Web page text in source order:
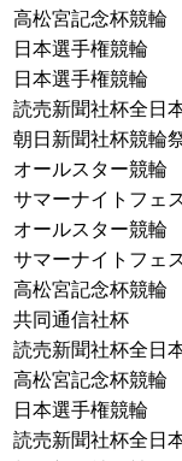
高松宮記念杯競輪
日本選手権競輪
日本選手権競輪
読売新聞社杯全日
朝日新聞社杯競輪
オールスター競輪
サマーナイトフェ
オールスター競輪
サマーナイトフェ
高松宮記念杯競輪
共同通信社杯
読売新聞社杯全日
高松宮記念杯競輪
日本選手権競輪
読売新聞社杯全日